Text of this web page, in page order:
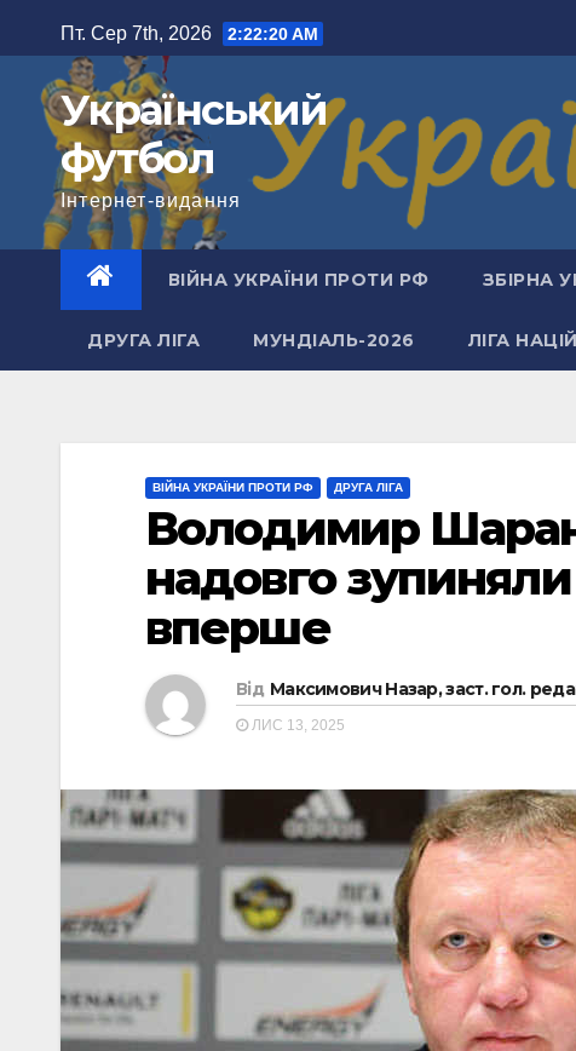
до
вмісту
Пт. Сер 7th, 2026 2:22:21 AM
Український
футбол
Інтернет-видання
ВІЙНА УКРАЇНИ ПРОТИ РФ ЗБІРНА
ДРУГА ЛІГА МУНДІАЛЬ-2026 ЛІГА НАЦІЙ
ВІЙНА УКРАЇНИ ПРОТИ РФ ДРУГА ЛІГА
Володимир
надовго
вперше
Від Максимович Назар, заст. гол.
ЛИС 13, 2025